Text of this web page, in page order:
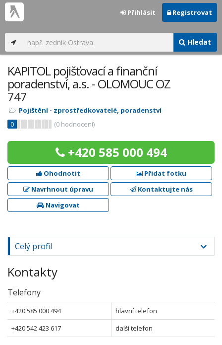
Hledat
Přihlásit Registrovat
KAPITOL pojišťovací a finanční
poradenství, a.s. - OLOMOUC OZ
747
Pojištění - zprostředkovatelé, poradenství
0
(0 hodnocení)
+420 585 000 494
Ohodnotit
Přidat fotku
Navrhnout úpravu
Kontaktujte nás
Navigovat
Celý profil
Kontakty
Telefony
+420 585 000 494
hlavní telefon
+420 542 423 617
další telefon